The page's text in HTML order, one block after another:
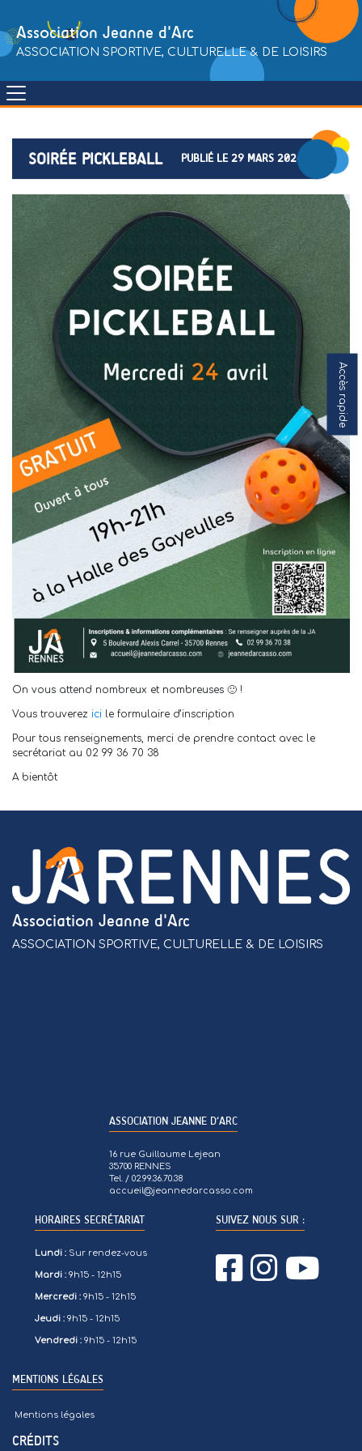
content
Association Jeanne d'Arc
ASSOCIATION SPORTIVE, CULTURELLE & DE LOISIRS
SOIRÉE PICKLEBALL PUBLIÉ LE 29 MARS 2024
On vous attend nombreux et nombreuses 🙂 !
Vous trouverez ici le formulaire d’inscription
Pour tous renseignements, merci de prendre contact avec le
secrétariat au 02 99 36 70 38
A bientôt
Accès rapide
Association Jeanne d'Arc
ASSOCIATION SPORTIVE, CULTURELLE & DE LOISIRS
ASSOCIATION JEANNE D’ARC
16 rue Guillaume Lejean
35700 RENNES
Tel. / 02.99.36.70.38
accueil@jeannedarcasso.com
HORAIRES SECRÉTARIAT
Lundi : Sur rendez-vous
Mardi : 9h15 - 12h15
Mercredi :9h15 - 12h15
Jeudi :9h15 - 12h15
Vendredi :9h15 - 12h15
SUIVEZ NOUS SUR :
MENTIONS LÉGALES
Mentions légales
CRÉDITS